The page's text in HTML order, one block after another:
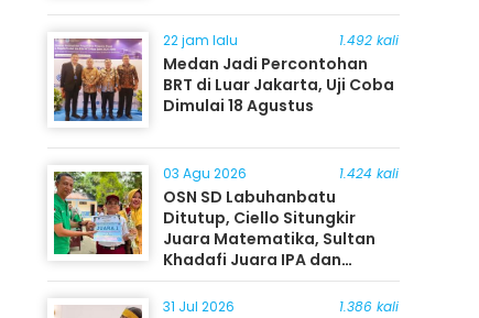
22 jam lalu 1.492 kali
Medan Jadi Percontohan
BRT di Luar Jakarta, Uji Coba
Dimulai 18 Agustus
03 Agu 2026 1.424 kali
OSN SD Labuhanbatu
Ditutup, Ciello Situngkir
Juara Matematika, Sultan
Khadafi Juara IPA dan
Timothy Rangkuti Juara IPS
31 Jul 2026 1.386 kali